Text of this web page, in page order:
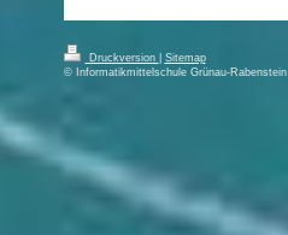
Druckversion
Sitemap
© Informatikmittelschule Grünau-Rabenstein